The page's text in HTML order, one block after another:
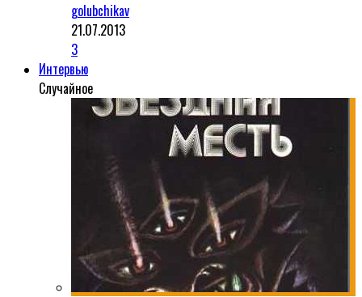
golubchikav
21.07.2013
3
Интервью
Случайное